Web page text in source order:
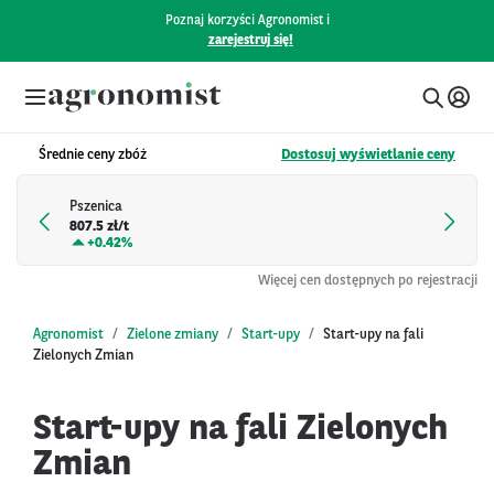
Poznaj korzyści Agronomist i
zarejestruj się!
Średnie ceny zbóż Dostosuj wyświetlanie ceny
Pszenica
807.5 zł/t
+0.42%
Więcej cen dostępnych po rejestracji
Agronomist Zielone zmiany Start-upy
Start-upy na fali
Zielonych Zmian
Start-upy na fali Zielonych
Zmian